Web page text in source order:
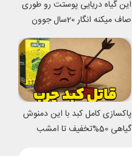
این گیاه دریایی پوستت رو طوری
صاف میکنه انگار 20سال جوون
شدی
پاکسازی کامل کبد با این دمنوش
گیاهی 50%تخفیف تا امشب